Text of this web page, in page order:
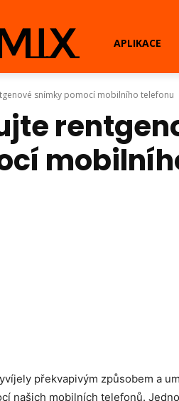
APLIKACE
snímky pomocí mobilního telefonu
překvapivým způsobem a
našich mobilních telefonů.